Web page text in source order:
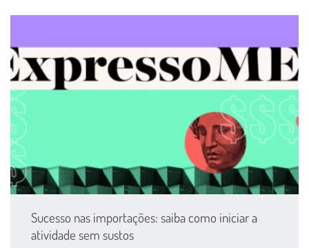
Sucesso nas importações: saiba como iniciar a
atividade sem sustos